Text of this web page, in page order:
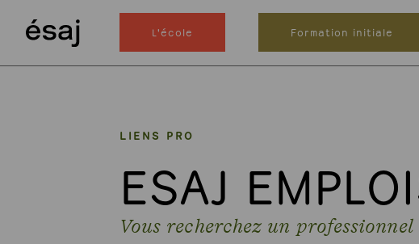
L'école Formation initiale
LIENS PRO
ESAJ
Vous recherchez un